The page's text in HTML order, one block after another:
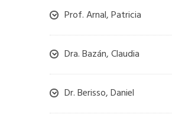
Prof. Arnal, Patricia
Dra. Bazán, Claudia
Dr. Berisso, Daniel